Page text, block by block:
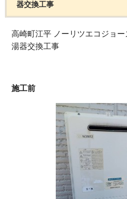
器交換工事
高崎町江平 ノーリツエコジョ
湯器交換工事
施工前